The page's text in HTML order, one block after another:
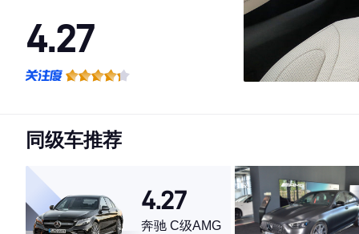
4.27
·空间表现一般，低于96%同级车
同级车推荐
4.27
奔驰 C级AMG